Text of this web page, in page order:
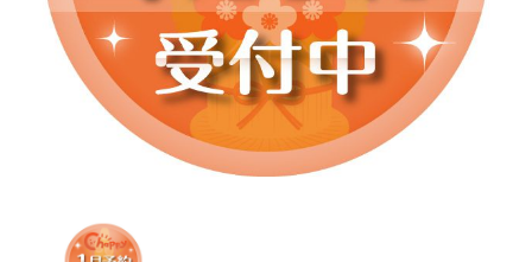
レンタル
景品・玩具・文具
販促用カプセルトイ